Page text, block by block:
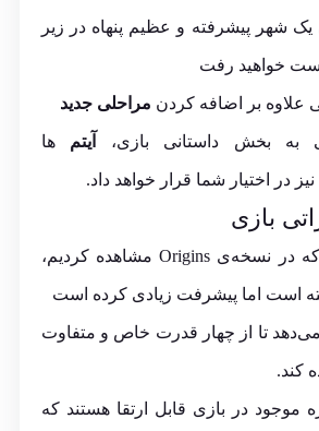
یک شهر پیشرفته و عظیم پنهاه در زیر
خواهید رفت
علاوه بر اضافه کردن مراحلی جدید
به بخش داستانی بازی، آیتم ها
در اختیار شما قرار خواهد داد.
بازی
سیستم مبارزاتی که در نسخه‌ی Origins مشاهده کردیم،
می‌دهد تا از چهار قدرت خاص و متفاوت
کند.
موجود در بازی قابل ارتقا هستند که